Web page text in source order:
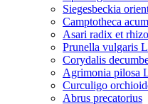
Siegesbeckia
Camptotheca
Asari radix et
Prunella vulgaris
Corydalis
Agrimonia pilosa
Curculigo
Abrus precatorius